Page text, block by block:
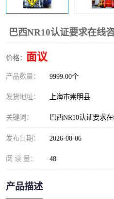
巴西NR10认证要求在线
价格： 面议
产品数量： 9999.00个
发货地址： 上海市崇明县
关键词： 巴西NR10认证要求
发布日期： 2026-08-06
阅 读 量： 48
产品描述